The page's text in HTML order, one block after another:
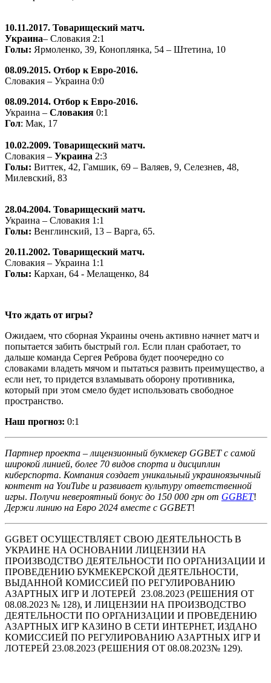
10.11.2017. Товарищеский матч.
Украина– Словакия 2:1
Голы: Ярмоленко, 39, Коноплянка, 54 – Штетина, 10
08.09.2015. Отбор к Евро-2016.
Словакия – Украина 0:0
08.09.2014. Отбор к Евро-2016.
Украина – Словакия 0:1
Гол: Мак, 17
10.02.2009. Товарищеский матч.
Словакия – Украина 2:3
Голы: Виттек, 42, Гамшик, 69 – Валяев, 9, Селезнев, 48,
Милевский, 83
28.04.2004. Товарищеский матч.
Украина – Словакия 1:1
Голы: Венглинский, 13 – Варга, 65.
20.11.2002. Товарищеский матч.
Словакия – Украина 1:1
Голы: Кархан, 64 - Мелащенко, 84
Что ждать от игры?
Ожидаем, что сборная Украины очень активно начнет матч и
попытается забить быстрый гол. Если план сработает, то
дальше команда Сергея Реброва будет поочередно со
словаками владеть мячом и пытаться развить преимущество, а
если нет, то придется взламывать оборону противника,
который при этом смело будет использовать свободное
пространство.
Наш прогноз: 0:1
Партнер проекта – лицензионный букмекер GGBET с самой
широкой линией, более 70 видов спорта и дисциплин
киберспорта. Компания создает уникальный украиноязычный
контент на YouTube и развивает культуру ответственной
игры. Получи невероятный бонус до 150 000 грн от GGBET!
Держи линию на Евро 2024 вместе с GGBET!
GGBET ОСУЩЕСТВЛЯЕТ СВОЮ ДЕЯТЕЛЬНОСТЬ В
УКРАИНЕ НА ОСНОВАНИИ ЛИЦЕНЗИИ НА
ПРОИЗВОДСТВО ДЕЯТЕЛЬНОСТИ ПО ОРГАНИЗАЦИИ И
ПРОВЕДЕНИЮ БУКМЕКЕРСКОЙ ДЕЯТЕЛЬНОСТИ,
ВЫДАННОЙ КОМИССИЕЙ ПО РЕГУЛИРОВАНИЮ
АЗАРТНЫХ ИГР И ЛОТЕРЕЙ 23.08.2023 (РЕШЕНИЯ ОТ
08.08.2023 № 128), И ЛИЦЕНЗИИ НА ПРОИЗВОДСТВО
ДЕЯТЕЛЬНОСТИ ПО ОРГАНИЗАЦИИ И ПРОВЕДЕНИЮ
АЗАРТНЫХ ИГР КАЗИНО В СЕТИ ИНТЕРНЕТ, ИЗДАНО
КОМИССИЕЙ ПО РЕГУЛИРОВАНИЮ АЗАРТНЫХ ИГР И
ЛОТЕРЕЙ 23.08.2023 (РЕШЕНИЯ ОТ 08.08.2023№ 129).